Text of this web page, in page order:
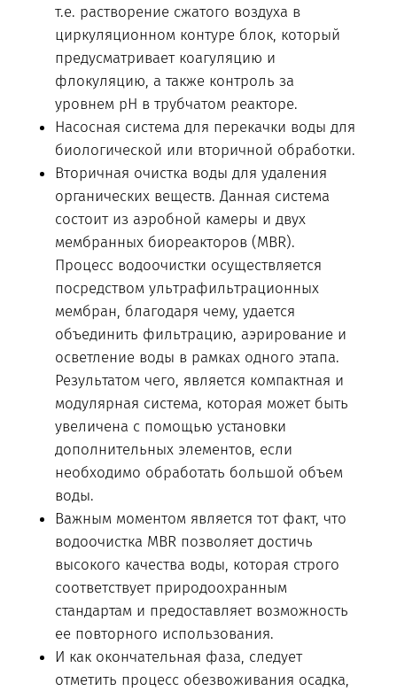
т.е. растворение сжатого воздуха в
циркуляционном контуре блок, который
предусматривает коагуляцию и
флокуляцию, а также контроль за
уровнем pH в трубчатом реакторе.
Насосная система для перекачки воды для
биологической или вторичной обработки.
Вторичная очистка воды для удаления
органических веществ. Данная система
состоит из аэробной камеры и двух
мембранных биореакторов (MBR).
Процесс водоочистки осуществляется
посредством ультрафильтрационных
мембран, благодаря чему, удается
объединить фильтрацию, аэрирование и
осветление воды в рамках одного этапа.
Результатом чего, является компактная и
модулярная система, которая может быть
увеличена с помощью установки
дополнительных элементов, если
необходимо обработать большой объем
воды.
Важным моментом является тот факт, что
водоочистка MBR позволяет достичь
высокого качества воды, которая строго
соответствует природоохранным
стандартам и предоставляет возможность
ее повторного использования.
И как окончательная фаза, следует
отметить процесс обезвоживания осадка,